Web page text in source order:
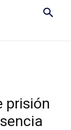
prisión